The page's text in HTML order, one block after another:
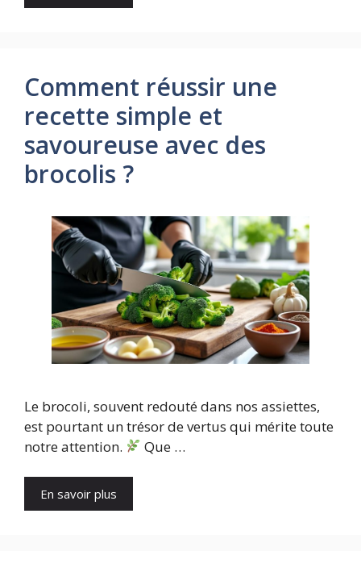
Comment réussir une
recette simple et
savoureuse avec des
brocolis ?
Le brocoli, souvent redouté dans nos assiettes,
est pourtant un trésor de vertus qui mérite toute
notre attention.
Que …
En savoir plus